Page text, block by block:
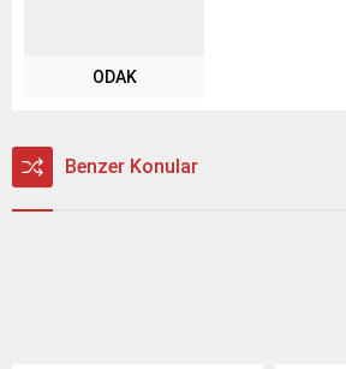
ODAK
Benzer Konular